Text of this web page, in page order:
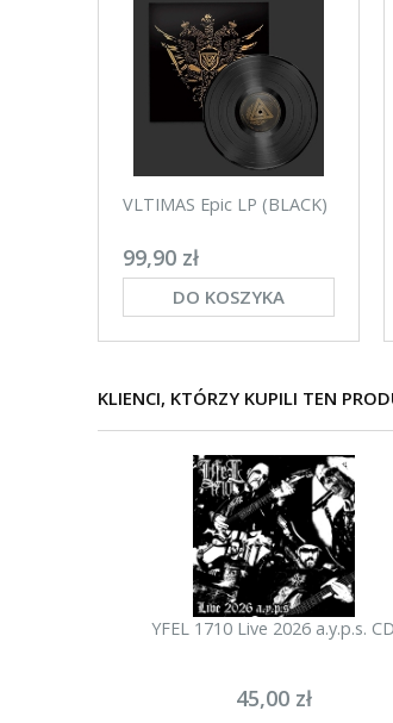
VLTIMAS Epic LP (BLACK)
99,90 zł
DO KOSZYKA
KLIENCI, KTÓRZY KUPILI TEN
YFEL 1710 Live 2026 a.y.p.s. CD
45,00 zł